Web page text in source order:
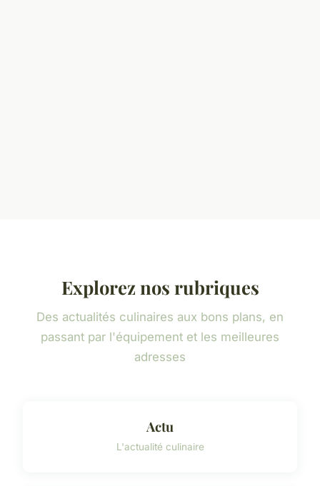
Explorez nos rubriques
Des actualités culinaires aux bons plans, en
passant par l'équipement et les meilleures
adresses
Actu
L'actualité culinaire